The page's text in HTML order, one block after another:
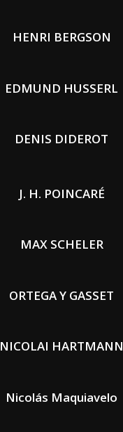
HENRI BERGSON
EDMUND HUSSERL
DENIS DIDEROT
J. H. POINCARÉ
MAX SCHELER
ORTEGA Y GASSET
NICOLAI HARTMANN
Nicolás Maquiavelo